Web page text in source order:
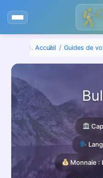
Accueil Guides de
Monnaie :